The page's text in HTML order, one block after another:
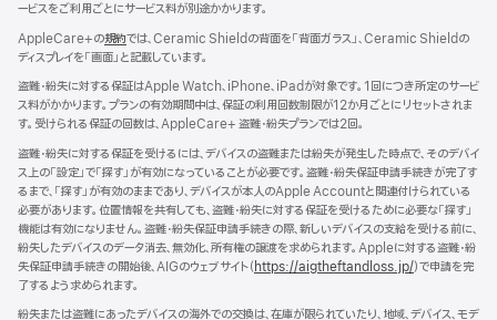
イ
ド
ウ
で
き
ま
す）
ービスをご利用ごとにサービス料が別途かかります。
AppleCare+の規約（新
規
イ
ン
ド
ウ
で
開
き
ま
す）
では、Ceramic Shieldの背面を「背面ガラス」、Ceramic Shieldの
ディスプレイを「画面」と記載しています。
盗難・紛失に対する保証はApple Watch、iPhone、iPadが対象です。1回につき所定のサービ
ス料がかかります。プランの有効期間中は、保証の利用回数制限が12か月ごとにリセットされま
す。受けられる保証の回数は、AppleCare+ 盗難・紛失プランでは2回。
盗難・紛失に対する保証を受けるには、デバイスの盗難または紛失が発生した時点で、そのデバイ
ス上の「設定」で「探す」が有効になっていることが必要です。盗難・紛失保証申請手続きが完了す
るまで、「探す」が有効のままであり、デバイスが本人のApple Accountと関連付けられている
必要があります。位置情報を共有しても、盗難・紛失に対する保証を受けるために必要な「探す」
機能は有効になりません。盗難・紛失保証申請手続きの際、新しいデバイスの支給を受ける前に、
紛失したデバイスのデータ消去、無効化、所有権の譲渡を求められます。Appleに対する盗難・紛
失保証申請手続きの開始後、AIGのウェブサイト（https://aigtheftandloss.jp/）で申請を完
了するよう求められます。
紛失または盗難にあったデバイスの海外での交換は、在庫が限られていたり、地域、デバイス、モデ